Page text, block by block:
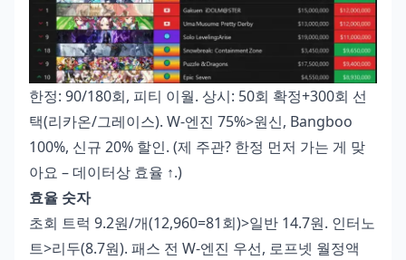
한정: 90/180회, 피티 이월. 상시: 50회 확정+300회 선
택(리카온/그레이스). W-엔진 75%>원신, Bangboo
100%, 신규 20% 할인. (제 주관? 한정 먼저 가는 게 맞
아요 – 데이터상 효율 ↑.)
효율 숫자
초회 트럭 9.2원/개(12,960=81회)>일반 14.7원. 인터노
트>리두(8.7원). 패스 전 W-엔진 우선, 로프넷 월정액